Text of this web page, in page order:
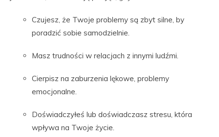
Czujesz, że Twoje problemy są zbyt silne, by
poradzić sobie samodzielnie.
Masz trudności w relacjach z innymi ludźmi.
Cierpisz na zaburzenia lękowe, problemy
emocjonalne.
Doświadczyłeś lub doświadczasz stresu, która
wpływa na Twoje życie.